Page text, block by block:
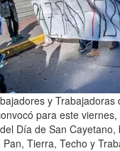
y Trabajadoras
para este
Día de San Cayetano,
Pan, Tierra, Techo y